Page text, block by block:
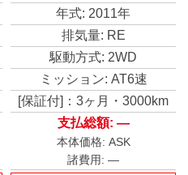
年式: 2011年
排気量: RE
駆動方式: 2WD
ミッション: AT6速
[保証付]：3ヶ月・3000km
支払総額: —
本体価格: ASK
諸費用: —